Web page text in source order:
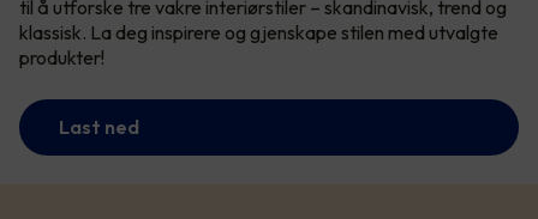
til å utforske tre vakre interiørstiler – skandinavisk, trend og
klassisk. La deg inspirere og gjenskape stilen med utvalgte
produkter!
Last ned